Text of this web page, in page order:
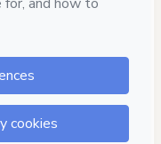
the content and/or
guardian.
.